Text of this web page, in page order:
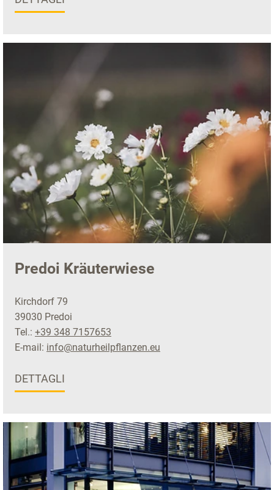
Predoi Kräuterwiese
Kirchdorf 79
39030 Predoi
Tel.: +39 348 7157653
E-mail: info@naturheilpflanzen.eu
DETTAGLI